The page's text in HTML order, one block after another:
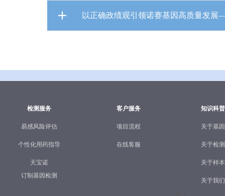
以正确政绩观引领诺赛基因高质量发
检测服务
易感风险评估
个性化用药指导
天宝诺
订制基因检测
客户服务
项目流程
在线客服
知识科普
关于基因
关于检测
关于样本
关于我们